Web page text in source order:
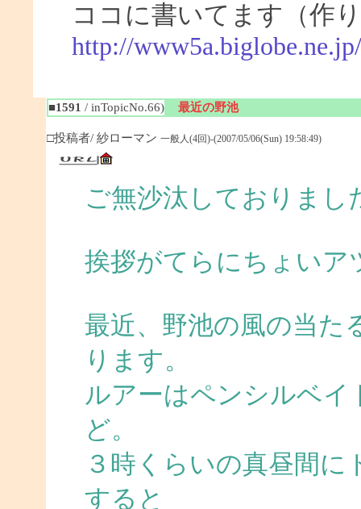
ココに書いてます（作
http://
■1591 / inTopicNo.66) 最近の野池
□投稿者/ 紗ローマン 一般人(4回)-(2007/05/06(Sun) 19:58:49)
ご無沙汰しておりまし
挨拶がてらにちょいア
最近、野池の風の当た
ります。
ルアーはペンシルベ
ど。
３時くらいの真昼間
すると